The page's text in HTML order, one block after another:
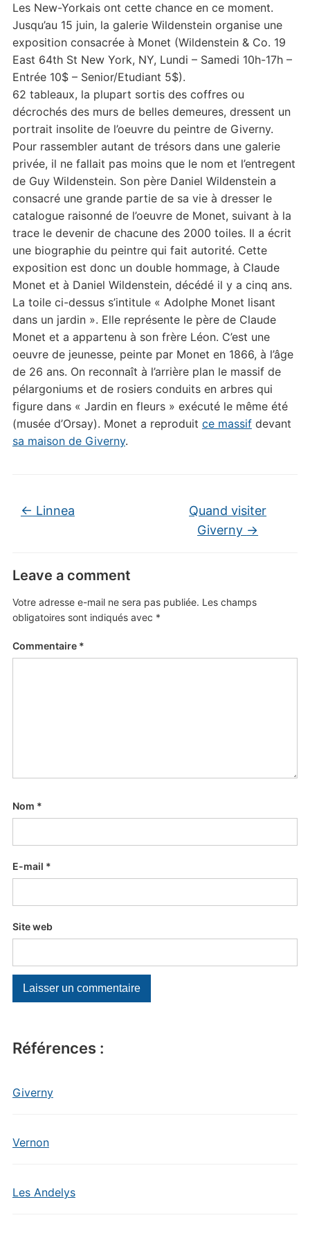
Références :
Giverny
Vernon
Les Andelys
Les New-Yorkais ont cette chance en ce moment.
Jusqu’au 15 juin, la galerie Wildenstein organise une
exposition consacrée à Monet (Wildenstein & Co. 19
East 64th St New York, NY, Lundi – Samedi 10h-17h –
Entrée 10$ – Senior/Etudiant 5$).
62 tableaux, la plupart sortis des coffres ou
décrochés des murs de belles demeures, dressent un
portrait insolite de l’oeuvre du peintre de Giverny.
Pour rassembler autant de trésors dans une galerie
privée, il ne fallait pas moins que le nom et l’entregent
de Guy Wildenstein. Son père Daniel Wildenstein a
consacré une grande partie de sa vie à dresser le
catalogue raisonné de l’oeuvre de Monet, suivant à la
trace le devenir de chacune des 2000 toiles. Il a écrit
une biographie du peintre qui fait autorité. Cette
exposition est donc un double hommage, à Claude
Monet et à Daniel Wildenstein, décédé il y a cinq ans.
La toile ci-dessus s’intitule « Adolphe Monet lisant
dans un jardin ». Elle représente le père de Claude
Monet et a appartenu à son frère Léon. C’est une
oeuvre de jeunesse, peinte par Monet en 1866, à l’âge
de 26 ans. On reconnaît à l’arrière plan le massif de
pélargoniums et de rosiers conduits en arbres qui
figure dans « Jardin en fleurs » exécuté le même été
(musée d’Orsay). Monet a reproduit ce massifdevant
sa maison de Giverny.
← Linnea
Quand visiter
Giverny →
Leave a comment
Votre adresse e-mail ne sera pas publiée. Les champs
obligatoires sont indiqués avec *
Commentaire *
Nom *
E-mail *
Site web